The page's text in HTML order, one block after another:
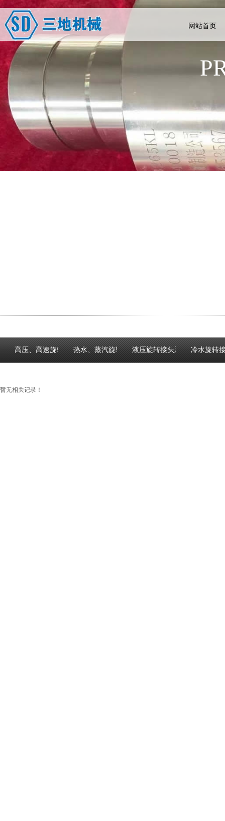
网站首页
高压、高速旋转接头系列热水、蒸汽旋转接头系列液压旋转接头系列 冷水旋转
暂无相关记录！